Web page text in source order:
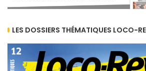
LES DOSSIERS THÉMATIQUES LOCO-